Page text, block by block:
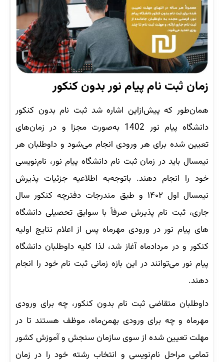
زمان ثبت نام پیام نور بدون کنکور
همان‌طور که پیش‌ازاین اشاره شد ثبت نام بدون کنکور
دانشگاه پیام نور 1402 به‌صورت مجزا و در زمان‌های
تعیین شده برای هر ورودی انجام می‌شود و داوطلبان هر
نیمسال باید در زمان ثبت نام دانشگاه پیام نور، نام‌نویسی
خود را انجام دهند. باتوجه‌به اطلاعیه جزئیات پذیرش
نیمسال اول ۱۴۰۲ و طبق مندرجات دفترچه کنکور سال
جاری، ثبت نام پذیرش صرفاً با سوابق تحصیلی دانشگاه
های پیام نور در ورودی مهرماه پس از اعلام نتایج اولیه
کنکور و در مردادماه آغاز شد، لذا کلیه داوطلبان دانشگاه
پیام نور می‌توانند در این بازه زمانی ثبت نام خود را انجام
دهند.
داوطلبان متقاضی ثبت نام بدون کنکور، چه برای ورودی
مهرماه و چه برای ورودی بهمن‌ماه، موظف هستند تا در
مهلت تعیین شده از سوی سازمان سنجش و آموزش کشور
تمامی مراحل نام‌نویسی و انتخاب رشته خود را در زمان